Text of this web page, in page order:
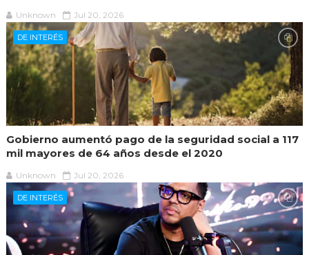
Unknown Jul 20, 2026
DE INTERÉS
Gobierno aumentó pago de la seguridad social a 117
mil mayores de 64 años desde el 2020
Unknown Jul 20, 2026
DE INTERÉS